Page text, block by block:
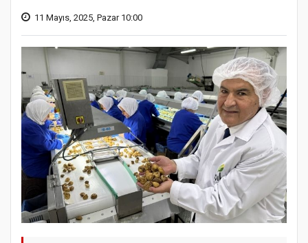
11 Mayıs, 2025, Pazar 10:00